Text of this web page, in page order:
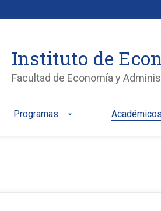
Instituto de
Facultad de Economía y
Programas arrow_drop_down